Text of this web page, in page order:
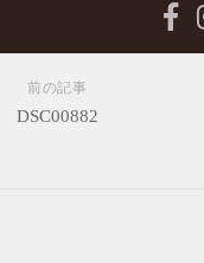
前の記事
DSC00882